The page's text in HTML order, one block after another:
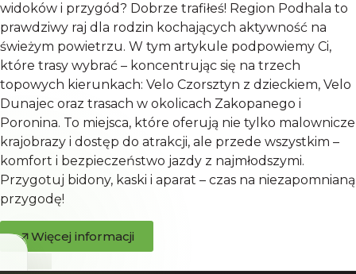
widoków i przygód? Dobrze trafiłeś! Region Podhala to
prawdziwy raj dla rodzin kochających aktywność na
świeżym powietrzu. W tym artykule podpowiemy Ci,
które trasy wybrać – koncentrując się na trzech
topowych kierunkach: Velo Czorsztyn z dzieckiem, Velo
Dunajec oraz trasach w okolicach Zakopanego i
Poronina. To miejsca, które oferują nie tylko malownicze
krajobrazy i dostęp do atrakcji, ale przede wszystkim –
komfort i bezpieczeństwo jazdy z najmłodszymi.
Przygotuj bidony, kaski i aparat – czas na niezapomnianą
przygodę!
Więcej informacji